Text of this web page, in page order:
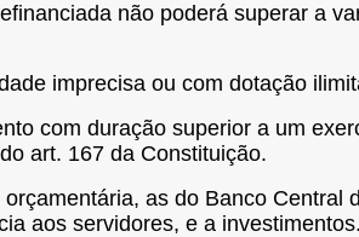
não poderá superar a
imprecisa ou com dotação
com duração superior a um
art. 167 da Constituição.
as do Banco
aos servidores, e a investimentos.